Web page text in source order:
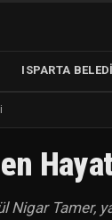
ISPARTA
Tamer,